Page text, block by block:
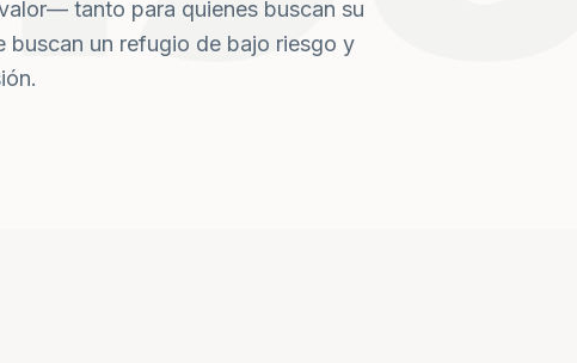
tanto para quienes buscan su
buscan un refugio de bajo riesgo y